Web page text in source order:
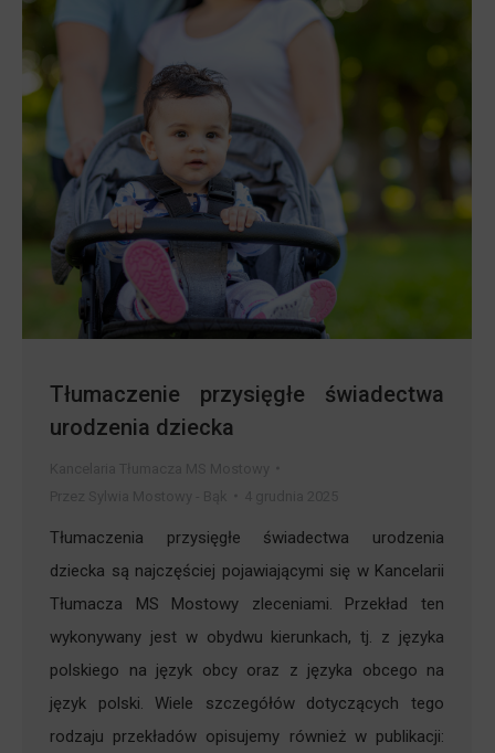
Tłumaczenie przysięgłe świadectwa
urodzenia dziecka
Tłumaczenia przysięgłe świadectwa urodzenia
dziecka są najczęściej pojawiającymi się w Kancelarii
Tłumacza MS Mostowy zleceniami. Przekład ten
wykonywany jest w obydwu kierunkach, tj. z języka
polskiego na język obcy oraz z języka obcego na
język polski. Wiele szczegółów dotyczących tego
rodzaju przekładów opisujemy również w publikacji: